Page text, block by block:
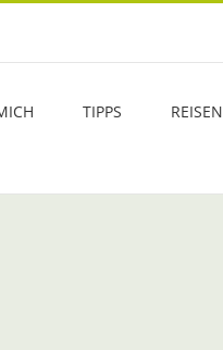
TIPPS REISEN